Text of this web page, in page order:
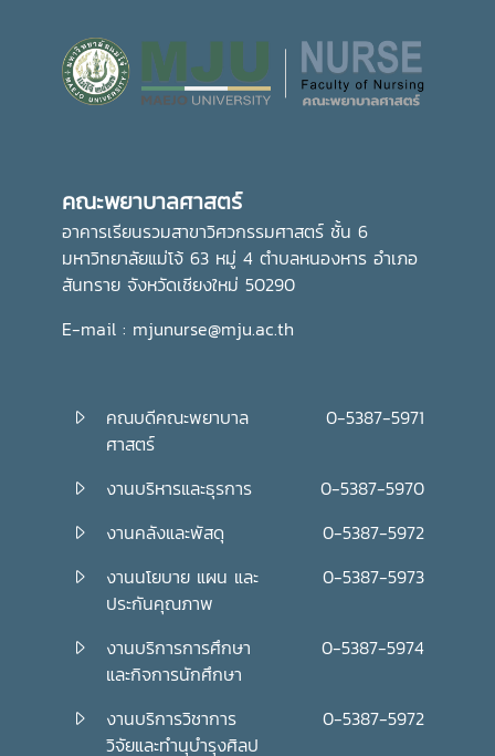
อีกทั้งยังเป็นการส่งเสริมการอนุรักษ์ศิลปวัฒนธรรมและปลูกฝัง
คุณธรรม จริยธรรม ตลอดจนสร้างความเป็นสิริมงคลแก่ชีวิต
คณะพยาบาลศาสตร์ มุ่งมั่น ส่งเสริมให้บุคลากรมีส่วนร่วมในการ
ต่อไปอย่างไรก็ตาม พิธีถวายเทียนพรรษาในครั้งนี้ จัดโดย กอง
ส่งเสริมศิลปวัฒนธรรม มหาวิทยาลัยแม่โจ้
คณะพยาบาลศาสตร์
อาคารเรียนรวมสาขาวิศวกรรมศาสตร์ ชั้น 6
มหาวิทยาลัยแม่โจ้ 63 หมู่ 4 ตำบลหนองหาร อำเภอ
สันทราย จังหวัดเชียงใหม่ 50290
E-mail : mjunurse@mju.ac.th
คณบดีคณะพยาบาล
ศาสตร์
0-5387-5971
งานบริหารและธุรการ
0-5387-5970
งานคลังและพัสดุ
0-5387-5972
งานนโยบาย แผน และ
ประกันคุณภาพ
0-5387-5973
งานบริการการศึกษา
และกิจการนักศึกษา
0-5387-5974
งานบริการวิชาการ
วิจัยและทำนุบำรุงศิลป
0-5387-5972